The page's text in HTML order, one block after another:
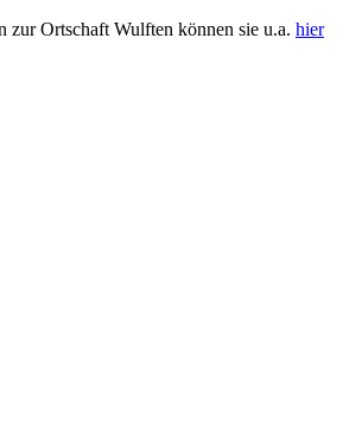
zur Ortschaft Wulften können sie u.a. hier